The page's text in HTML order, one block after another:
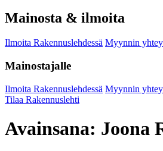
Mainosta & ilmoita
Ilmoita Rakennuslehdessä Myynnin
Mainostajalle
Ilmoita Rakennuslehdessä Myynnin
Tilaa Rakennuslehti
Avainsana: Joona